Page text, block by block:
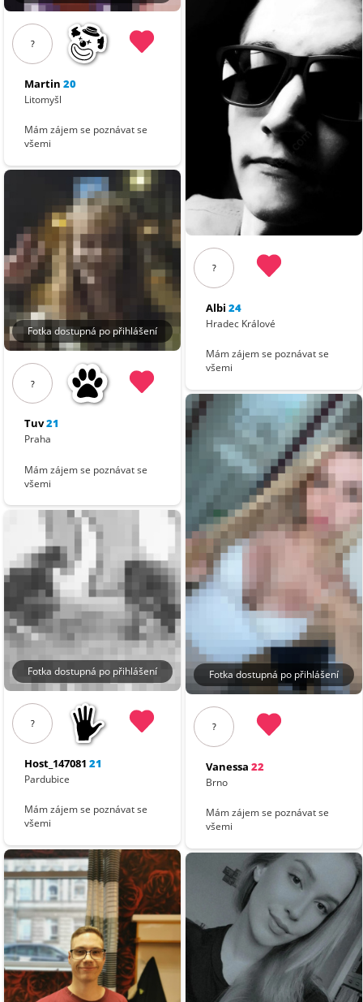
?
Martin 20
Litomyšl
Mám zájem se poznávat se
všemi
Fotka dostupná po přihlášení
?
Tuv21
Praha
Mám zájem se poznávat se
všemi
Fotka dostupná po přihlášení
?
Host_147081 21
Pardubice
Mám zájem se poznávat se
všemi
?
Albi 24
Hradec Králové
Mám zájem se poznávat se
všemi
Fotka dostupná po přihlášení
?
Vanessa 22
Brno
Mám zájem se poznávat se
všemi